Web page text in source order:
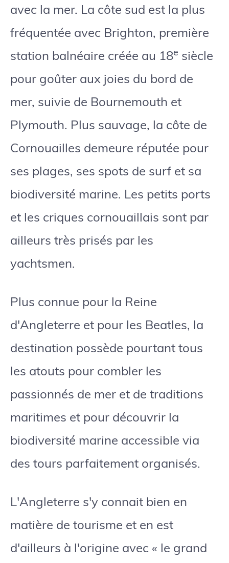
avec la mer. La côte sud est la plus
fréquentée avec Brighton, première
station balnéaire créée au 18e siècle
pour goûter aux joies du bord de
mer, suivie de Bournemouth et
Plymouth. Plus sauvage, la côte de
Cornouailles demeure réputée pour
ses plages, ses spots de surf et sa
biodiversité marine. Les petits ports
et les criques cornouaillais sont par
ailleurs très prisés par les
yachtsmen.
Plus connue pour la Reine
d'Angleterre et pour les Beatles, la
destination possède pourtant tous
les atouts pour combler les
passionnés de mer et de traditions
maritimes et pour découvrir la
biodiversité marine accessible via
des tours parfaitement organisés.
L'Angleterre s'y connait bien en
matière de tourisme et en est
d'ailleurs à l'origine avec « le grand